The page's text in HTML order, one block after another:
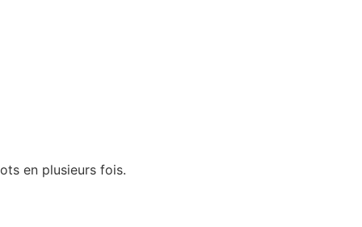
en plusieurs fois.